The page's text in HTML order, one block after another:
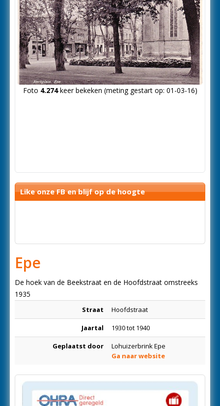
Foto 4.274keer bekeken (meting gestart op: 01-03-16)
Like onze FB en blijf op de hoogte
Epe
De hoek van de Beekstraat en de Hoofdstraat omstreeks
1935
Straat Hoofdstraat
Jaartal 1930 tot 1940
Geplaatst door
Lohuizerbrink Epe
Ga naar website